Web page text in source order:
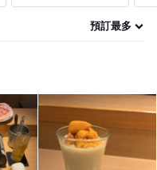
預訂最多